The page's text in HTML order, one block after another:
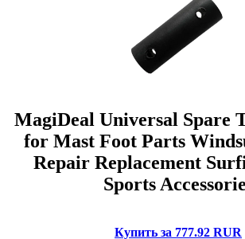
MagiDeal Universal Spare
for Mast Foot Parts
Repair Replacement
Sports
Купить за 777.92 RUR